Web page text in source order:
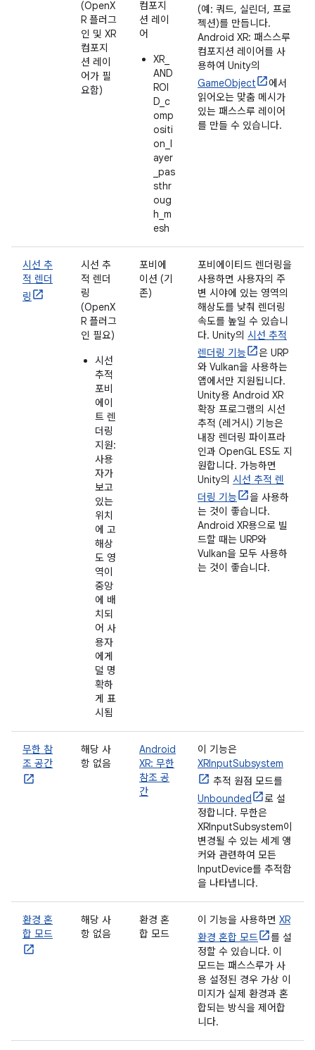
(OpenX
R 플러그
인 및 XR
컴포지
션 레이
어가 필
요함)
컴포지
션 레이
어
XR_
AND
ROI
D_c
omp
ositi
on_l
ayer
_pas
sthr
oug
h_m
esh
(예: 쿼드, 실린더, 프로
젝션)를 만듭니다.
Android XR: 패스스루
컴포지션 레이어를 사
용하여 Unity의
GameObject
에서
읽어오는 맞춤 메시가
있는 패스스루 레이어
를 만들 수 있습니다.
시선 추
적 렌더
링
시선 추
적 렌더
링
(OpenX
R 플러그
인 필요)
시선
추적
포비
에이
트 렌
더링
지원:
사용
자가
보고
있는
위치
에 고
해상
도 영
역이
중앙
에 배
치되
어 사
용자
에게
덜 명
확하
게 표
시됨
포비에
이션 (기
존)
포비에이티드 렌더링을
사용하면 사용자의 주
변 시야에 있는 영역의
해상도를 낮춰 렌더링
속도를 높일 수 있습니
다. Unity의 시선 추적
렌더링 기능
은 URP
와 Vulkan을 사용하는
앱에서만 지원됩니다.
Unity용 Android XR
확장 프로그램의 시선
추적 (레거시) 기능은
내장 렌더링 파이프라
인과 OpenGL ES도 지
원합니다. 가능하면
Unity의 시선 추적 렌
더링 기능
을 사용하
는 것이 좋습니다.
Android XR용으로 빌
드할 때는 URP와
Vulkan을 모두 사용하
는 것이 좋습니다.
무한 참
조 공간
해당 사
항 없음
Android
XR: 무한
참조 공
간
이 기능은
XRInputSubsystem
추적 원점 모드를
Unbounded
로 설
정합니다. 무한은
XRInputSubsystem이
변경될 수 있는 세계 앵
커와 관련하여 모든
InputDevice를 추적함
을 나타냅니다.
환경 혼
합 모드
해당 사
항 없음
환경 혼
합 모드
이 기능을 사용하면 XR
환경 혼합 모드
를 설
정할 수 있습니다. 이
모드는 패스스루가 사
용 설정된 경우 가상 이
미지가 실제 환경과 혼
합되는 방식을 제어합
니다.